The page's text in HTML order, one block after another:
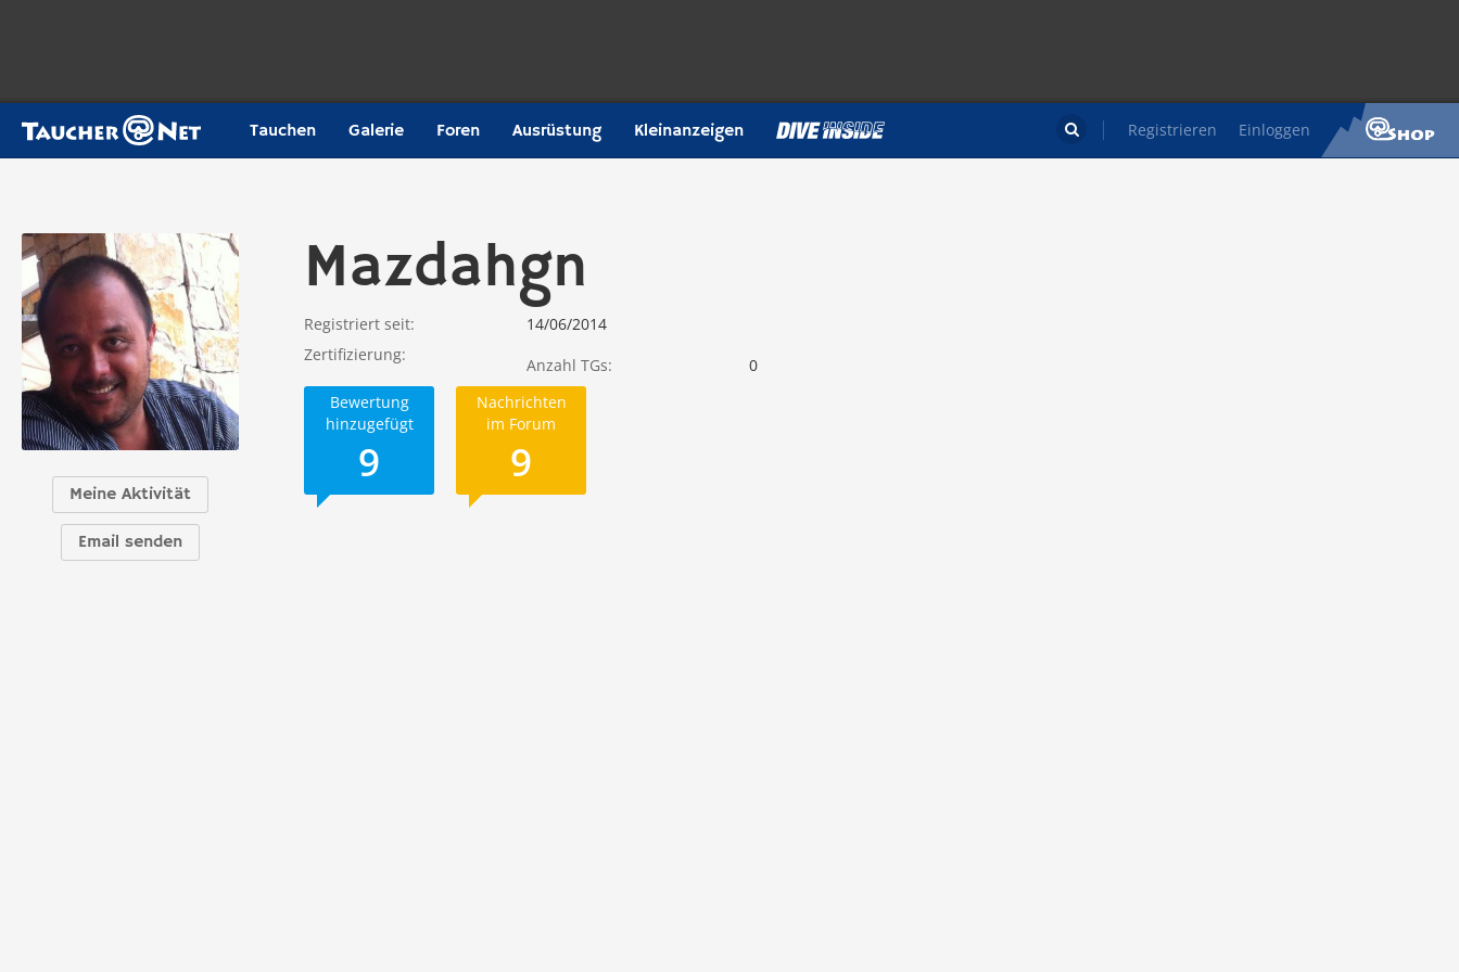
Tauchen Galerie Foren Ausrüstung Kleinanzeigen Registrieren Einloggen

Meine Aktivität
Email senden
Mazdahgn
Registriert seit
14/06/2014
Zertifizierung
Anzahl TGs
0
Bewertung
hinzugefügt
9
Nachrichten
im Forum
9